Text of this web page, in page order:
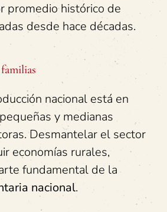
promedio histórico de
desde hace décadas.
nacional está en
y medianas
Desmantelar el sector
economías rurales,
fundamental de la
nacional.